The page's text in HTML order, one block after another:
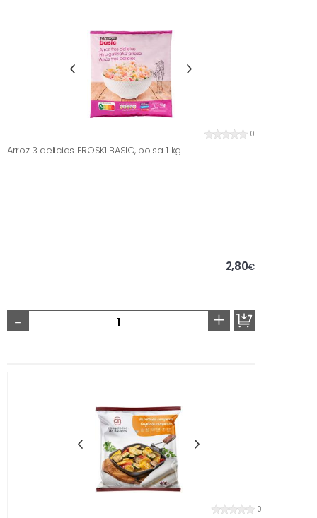
0
Arroz 3 delicias EROSKI BASIC, bolsa 1 kg
2,80€
- +
0